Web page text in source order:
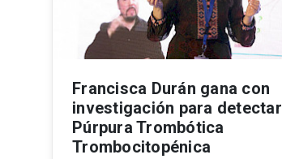
Francisca Durán gana con
investigación para detectar
Púrpura Trombótica
Trombocitopénica